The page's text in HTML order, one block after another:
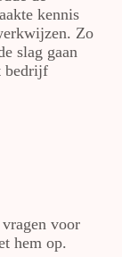
kennis
Zo
slag gaan
bedrijf
voor
hem op.